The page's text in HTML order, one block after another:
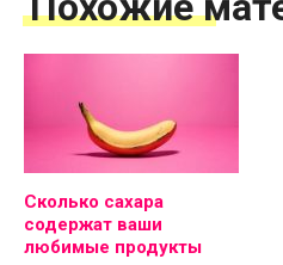
Сколько сахара
содержат ваши
любимые продукты